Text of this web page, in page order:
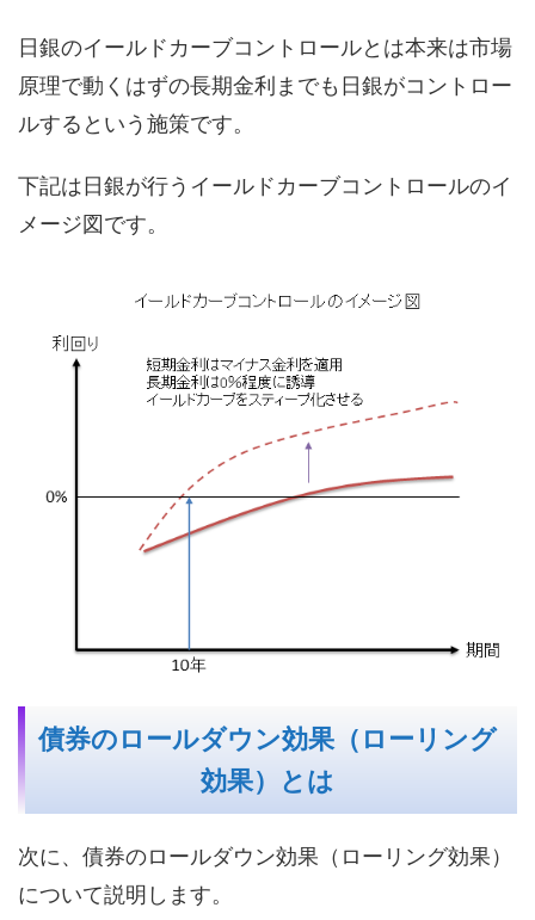
日銀のイールドカーブコントロールとは本来は市場
原理で動くはずの長期金利までも日銀がコントロー
ルするという施策です。
下記は日銀が行うイールドカーブコントロールのイ
メージ図です。
債券のロールダウン効果（ローリング
効果）とは
次に、債券のロールダウン効果（ローリング効果）
について説明します。